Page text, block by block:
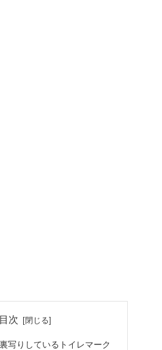
目次
写りしているトイレマーク